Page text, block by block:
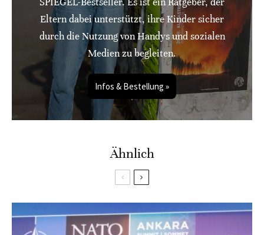
Eltern dabei unterstützt, ihre Kinder sicher
durch die Nutzung von Handys und sozialen
Medien zu begleiten.
Infos & Bestellung »
Ähnlich